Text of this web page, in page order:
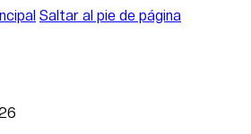
Saltar al pie de página